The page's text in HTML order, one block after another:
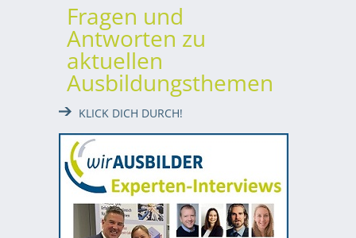
Fragen und
Antworten zu
aktuellen
Ausbildungsthemen
KLICK DICH DURCH!